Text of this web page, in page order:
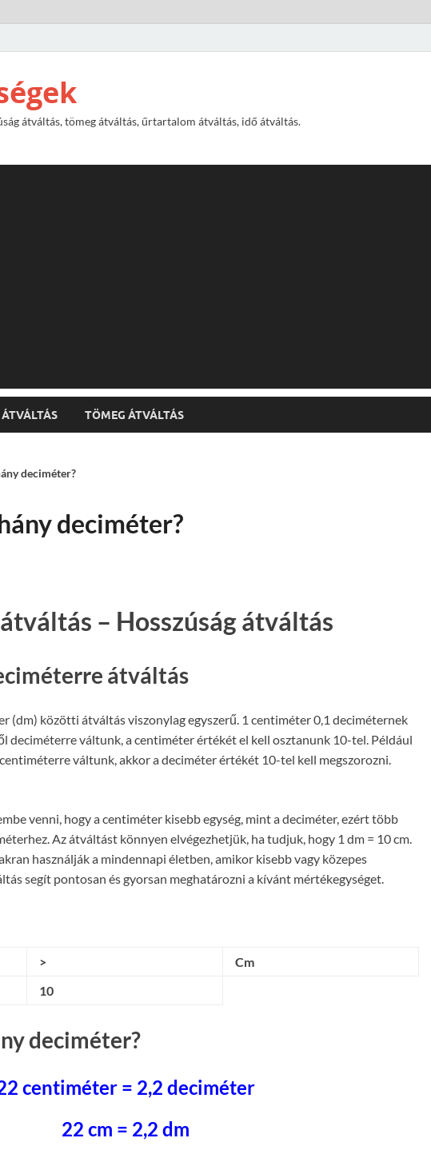
átváltás, tömeg átváltás, űrtartalom átváltás, idő átváltás.
TÖMEG ÁTVÁLTÁS
deciméter?
deciméter?
– Hosszúság átváltás
átváltás
(dm) közötti átváltás viszonylag egyszerű. 1 centiméter 0,1 deciméternek
deciméterre váltunk, a centiméter értékét el kell osztanunk 10-tel. Például
váltunk, akkor a deciméter értékét 10-tel kell megszorozni.
venni, hogy a centiméter kisebb egység, mint a deciméter, ezért több
Az átváltást könnyen elvégezhetjük, ha tudjuk, hogy 1 dm = 10 cm.
használják a mindennapi életben, amikor kisebb vagy közepes
segít pontosan és gyorsan meghatározni a kívánt mértékegységet.
>
Cm
10
deciméter?
centiméter = 2,2 deciméter
22 cm = 2,2 dm